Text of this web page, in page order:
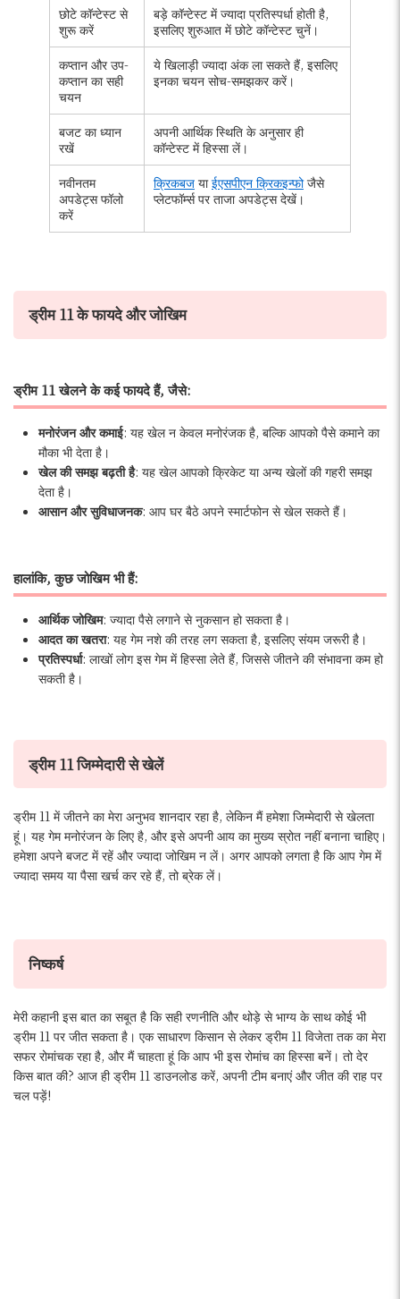
छोटे कॉन्टेस्ट से
शुरू करें
बड़े कॉन्टेस्ट में ज्यादा प्रतिस्पर्धा होती है,
इसलिए शुरुआत में छोटे कॉन्टेस्ट चुनें।
कप्तान और उप-
कप्तान का सही
चयन
ये खिलाड़ी ज्यादा अंक ला सकते हैं, इसलिए
इनका चयन सोच-समझकर करें।
बजट का ध्यान
रखें
अपनी आर्थिक स्थिति के अनुसार ही
कॉन्टेस्ट में हिस्सा लें।
नवीनतम
अपडेट्स फॉलो
करें
क्रिकबज याईएसपीएन क्रिकइन्फोजैसे
प्लेटफॉर्म्स पर ताजा अपडेट्स देखें।
ड्रीम 11 के फायदे और जोखिम
ड्रीम 11 खेलने के कई फायदे हैं, जैसे:
मनोरंजन और कमाई: यह खेल न केवल मनोरंजक है, बल्कि आपको पैसे कमाने का
मौका भी देता है।
खेल की समझ बढ़ती है: यह खेल आपको क्रिकेट या अन्य खेलों की गहरी समझ
देता है।
आसान और सुविधाजनक: आप घर बैठे अपने स्मार्टफोन से खेल सकते हैं।
हालांकि, कुछ जोखिम भी हैं:
आर्थिक जोखिम: ज्यादा पैसे लगाने से नुकसान हो सकता है।
आदत का खतरा: यह गेम नशे की तरह लग सकता है, इसलिए संयम जरूरी है।
प्रतिस्पर्धा: लाखों लोग इस गेम में हिस्सा लेते हैं, जिससे जीतने की संभावना कम हो
सकती है।
ड्रीम 11 जिम्मेदारी से खेलें
ड्रीम 11 में जीतने का मेरा अनुभव शानदार रहा है, लेकिन मैं हमेशा जिम्मेदारी से खेलता
हूं। यह गेम मनोरंजन के लिए है, और इसे अपनी आय का मुख्य स्रोत नहीं बनाना चाहिए।
हमेशा अपने बजट में रहें और ज्यादा जोखिम न लें। अगर आपको लगता है कि आप गेम में
ज्यादा समय या पैसा खर्च कर रहे हैं, तो ब्रेक लें।
निष्कर्ष
मेरी कहानी इस बात का सबूत है कि सही रणनीति और थोड़े से भाग्य के साथ कोई भी
ड्रीम 11 पर जीत सकता है। एक साधारण किसान से लेकर ड्रीम 11 विजेता तक का मेरा
सफर रोमांचक रहा है, और मैं चाहता हूं कि आप भी इस रोमांच का हिस्सा बनें। तो देर
किस बात की? आज ही ड्रीम 11 डाउनलोड करें, अपनी टीम बनाएं और जीत की राह पर
चल पड़ें!